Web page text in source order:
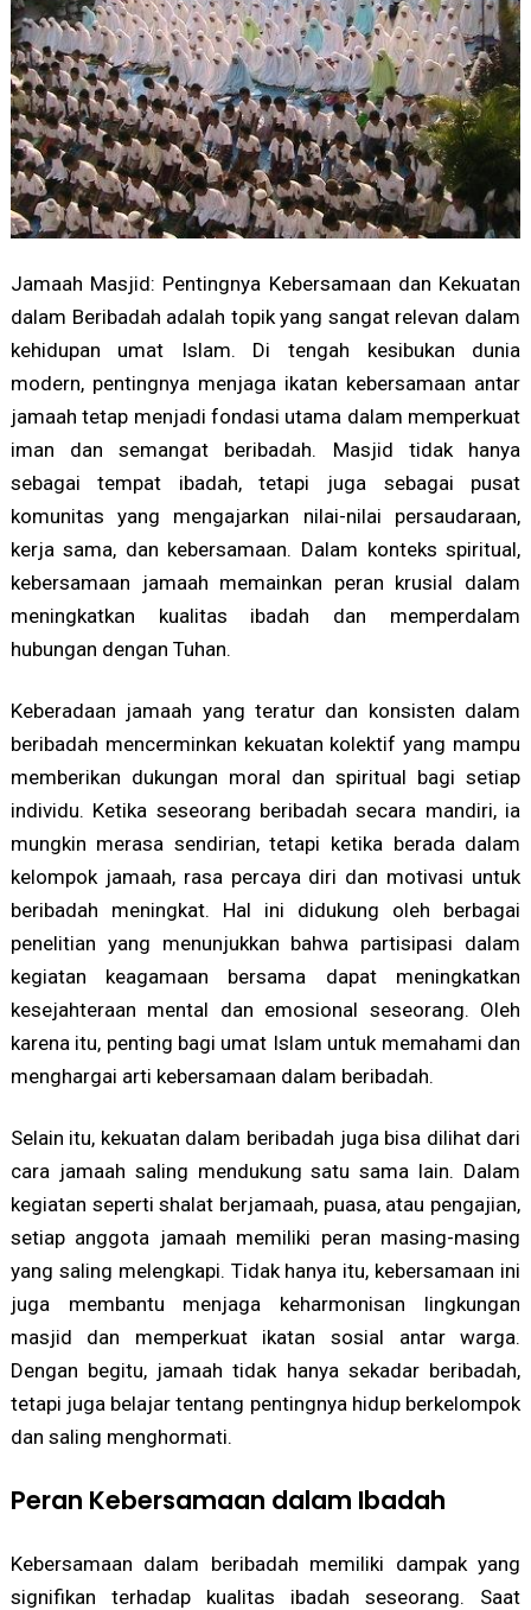
Jamaah Masjid: Pentingnya Kebersamaan dan Kekuatan
dalam Beribadah adalah topik yang sangat relevan dalam
kehidupan umat Islam. Di tengah kesibukan dunia
modern, pentingnya menjaga ikatan kebersamaan antar
jamaah tetap menjadi fondasi utama dalam memperkuat
iman dan semangat beribadah. Masjid tidak hanya
sebagai tempat ibadah, tetapi juga sebagai pusat
komunitas yang mengajarkan nilai-nilai persaudaraan,
kerja sama, dan kebersamaan. Dalam konteks spiritual,
kebersamaan jamaah memainkan peran krusial dalam
meningkatkan kualitas ibadah dan memperdalam
hubungan dengan Tuhan.
Keberadaan jamaah yang teratur dan konsisten dalam
beribadah mencerminkan kekuatan kolektif yang mampu
memberikan dukungan moral dan spiritual bagi setiap
individu. Ketika seseorang beribadah secara mandiri, ia
mungkin merasa sendirian, tetapi ketika berada dalam
kelompok jamaah, rasa percaya diri dan motivasi untuk
beribadah meningkat. Hal ini didukung oleh berbagai
penelitian yang menunjukkan bahwa partisipasi dalam
kegiatan keagamaan bersama dapat meningkatkan
kesejahteraan mental dan emosional seseorang. Oleh
karena itu, penting bagi umat Islam untuk memahami dan
menghargai arti kebersamaan dalam beribadah.
Selain itu, kekuatan dalam beribadah juga bisa dilihat dari
cara jamaah saling mendukung satu sama lain. Dalam
kegiatan seperti shalat berjamaah, puasa, atau pengajian,
setiap anggota jamaah memiliki peran masing-masing
yang saling melengkapi. Tidak hanya itu, kebersamaan ini
juga membantu menjaga keharmonisan lingkungan
masjid dan memperkuat ikatan sosial antar warga.
Dengan begitu, jamaah tidak hanya sekadar beribadah,
tetapi juga belajar tentang pentingnya hidup berkelompok
dan saling menghormati.
Peran Kebersamaan dalam Ibadah
Kebersamaan dalam beribadah memiliki dampak yang
signifikan terhadap kualitas ibadah seseorang. Saat